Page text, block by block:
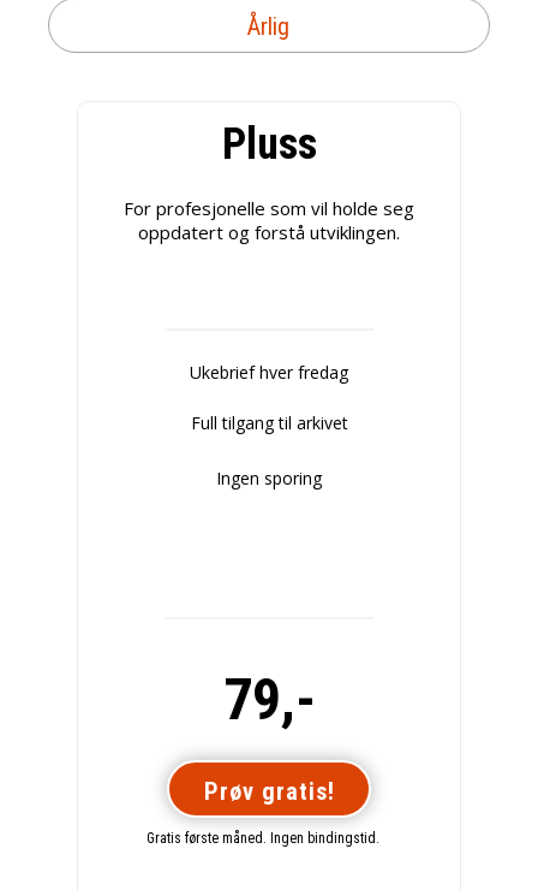
Årlig
Pluss
For profesjonelle som vil holde seg
oppdatert og forstå utviklingen.
Ukebrief hver fredag
Full tilgang til arkivet
Ingen sporing
79,-
Prøv gratis!
Gratis første måned. Ingen bindingstid.